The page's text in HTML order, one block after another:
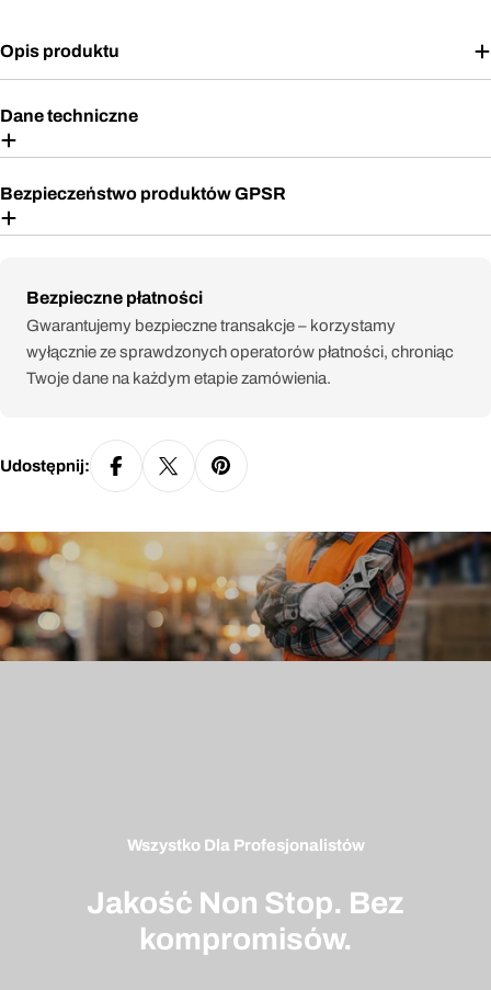
Opis produktu
Dane techniczne
Bezpieczeństwo produktów GPSR
Bezpieczne płatności
Metody
płatności
Gwarantujemy bezpieczne transakcje – korzystamy
wyłącznie ze sprawdzonych operatorów płatności, chroniąc
Twoje dane na każdym etapie zamówienia.
Udostępnij:
Wszystko Dla Profesjonalistów
Jakość Non Stop. Bez
kompromisów.